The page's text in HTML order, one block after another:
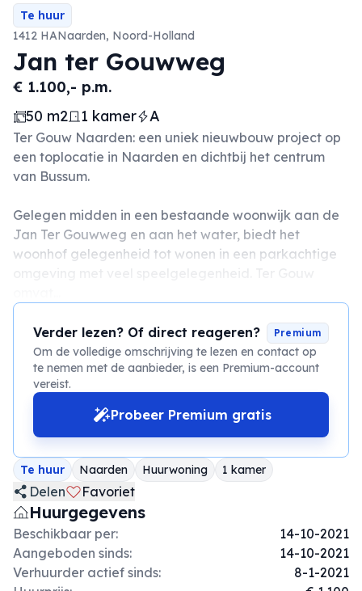
Te huur
1412 HANaarden, Noord-Holland
Jan ter Gouwweg
€ 1.100,- p.m.
50 m2
1 kamer A
Ter Gouw Naarden: een uniek nieuwbouw project op
een toplocatie in Naarden en dichtbij het centrum
van Bussum.
Gelegen midden in een bestaande woonwijk aan de
Jan Ter Gouwweg en aan het water, biedt het
woonhof gelegenheid tot wonen in een parkachtige
Verder lezen? Of direct reageren? Premium
Om de volledige omschrijving te lezen en contact op
te nemen met de aanbieder, is een Premium-account
vereist.
Probeer Premium gratis
Te huur Naarden Huurwoning 1 kamer
Delen Favoriet
Huurgegevens
Beschikbaar per:
14-10-2021
Aangeboden sinds:
14-10-2021
Verhuurder actief sinds:
8-1-2021